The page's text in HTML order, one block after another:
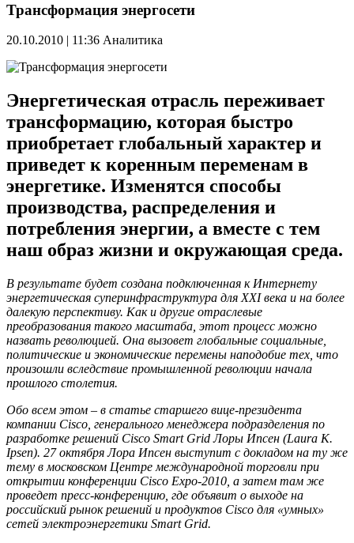
Трансформация энергосети
20.10.2010 | 11:36 Аналитика
Энергетическая отрасль переживает
трансформацию, которая быстро
приобретает глобальный характер и
приведет к коренным переменам в
энергетике. Изменятся способы
производства, распределения и
потребления энергии, а вместе с тем
наш образ жизни и окружающая среда.
В результате будет создана подключенная к Интернету
энергетическая суперинфраструктура для XXI века и на более
далекую перспективу. Как и другие отраслевые
преобразования такого масштаба , этот процесс можно
назвать революцией. Она вызовет глобальные социальные,
политические и экономические перемены наподобие тех, что
произошли вследствие промышленной революции начала
прошлого столетия.
Обо всем этом – в статье старшего вице-президента
компании Cisco , генерального менеджера подразделения по
разработке решений Cisco Smart Grid Лоры Ипсен (Laura K.
Ipsen). 27 октября Лора Ипсен выступит с докладом на ту же
тему в московском Центре международной торговли при
открытии конференции Cisco Expo-2010, а затем там же
проведет пресс-конференцию, где объявит о выходе на
российский рынок решений и продуктов Cisco для «умных»
сетей электроэнергетики Smart Grid.